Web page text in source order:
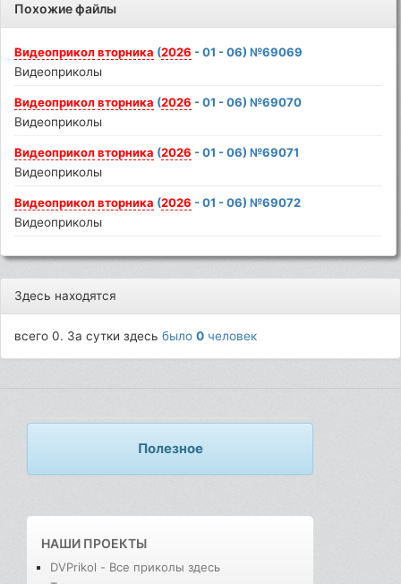
Похожие файлы
Видеоприкол вторника (2026 - 01 - 06) №69069
Видеоприколы
Видеоприкол вторника (2026 - 01 - 06) №69070
Видеоприколы
Видеоприкол вторника (2026 - 01 - 06) №69071
Видеоприколы
Видеоприкол вторника (2026 - 01 - 06) №69072
Видеоприколы
Здесь находятся
всего 0. За сутки здесьбыло0 человек
Полезное
НАШИ ПРОЕКТЫ
DVPrikol - Все приколы здесь